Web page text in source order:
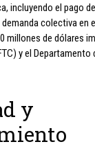
incluyendo el pago
colectiva en
millones de dólares
y el Departamento
y